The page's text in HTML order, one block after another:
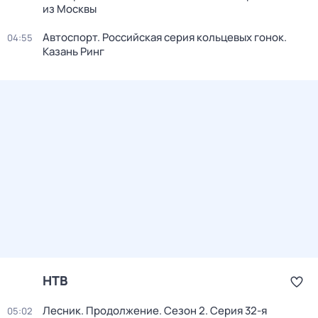
из Москвы
04:55
Автоспорт. Российская серия кольцевых гонок.
Казань Ринг
НТВ
05:02 Лесник. Продолжение. Сезон 2. Серия 32-я